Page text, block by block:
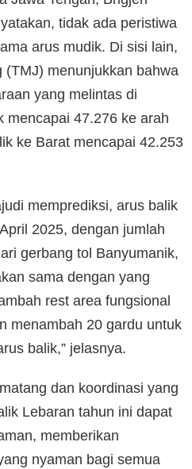
tidak ada peristiwa
arus mudik. Di sisi lain,
(TMJ) menunjukkan bahwa
yang melintas di
mencapai 47.276 ke arah
ke Barat mencapai 42.253
memprediksi, arus balik
2025, dengan jumlah
gerbang tol Banyumanik,
sama dengan yang
rest area fungsional
menambah 20 gardu untuk
balik,” jelasnya.
dan koordinasi yang
Lebaran tahun ini dapat
memberikan
nyaman bagi semua